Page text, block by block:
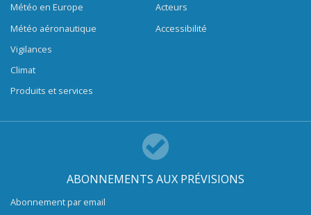
Météo en Europe
Météo aéronautique
Vigilances
Climat
Produits et services
Acteurs
Accessibilité
ABONNEMENTS AUX PRÉVISIONS
Abonnement par email